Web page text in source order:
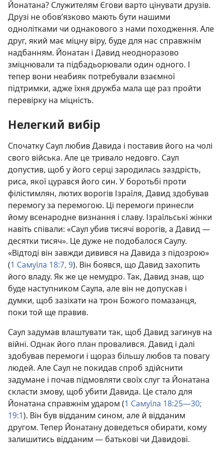
Йонатана? Служителям Єгови варто цінувати друзів.
Друзі не обов’язково мають бути нашими
однолітками чи однакового з нами походження. Але
друг, який має міцну віру, буде для нас справжнім
надбанням. Йонатан і Давид неодноразово
зміцнювали та підбадьорювали один одного. І
тепер вони неабияк потребували взаємної
підтримки, адже їхня дружба мала ще раз пройти
перевірку на міцність.
Нелегкий вибір
Спочатку Саул любив Давида і поставив його на чолі
свого війська. Але це тривало недовго. Саул
допустив, щоб у його серці зародилась заздрість,
риса, якої цурався його син. У боротьбі проти
філістимлян, лютих ворогів Ізраїля, Давид здобував
перемогу за перемогою. Ці перемоги принесли
йому всенародне визнання і славу. Ізраїльські жінки
навіть співали: «Саул убив тисячі ворогів, а Давид —
десятки тисяч». Це дуже не подобалося Саулу.
«Відтоді він завжди дивився на Давида з підозрою»
(1 Самуїла 18:7, 9). Він боявся, що Давид захопить
його владу. Як же це немудро. Так, Давид знав, що
буде наступником Саула, але він не допускав і
думки, щоб зазіхати на трон Божого помазанця,
поки той ще правив.
Саул задумав влаштувати так, щоб Давид загинув на
війні. Однак його план провалився. Давид і далі
здобував перемоги і щораз більшу любов та повагу
людей. Але Саул не покидав спроб здійснити
задумане і почав підмовляти своїх слуг та Йонатана
скласти змову, щоб убити Давида. Це стало для
Йонатана справжнім ударом (1 Самуїла 18:25—30;
19:1). Він був відданим сином, але й відданим
другом. Тепер Йонатану доведеться обирати, кому
залишитись відданим — батькові чи Давидові.